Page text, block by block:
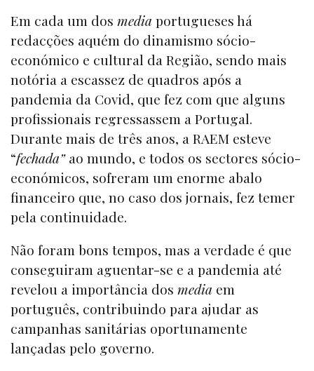
Em cada um dos media portugueses há
redacções aquém do dinamismo sócio-
económico e cultural da Região, sendo mais
notória a escassez de quadros após a
pandemia da Covid, que fez com que alguns
profissionais regressassem a Portugal.
Durante mais de três anos, a RAEM esteve
“fechada”ao mundo, e todos os sectores sócio-
económicos, sofreram um enorme abalo
financeiro que, no caso dos jornais, fez temer
pela continuidade.
Não foram bons tempos, mas a verdade é que
conseguiram aguentar-se e a pandemia até
revelou a importância dos media em
português, contribuindo para ajudar as
campanhas sanitárias oportunamente
lançadas pelo governo.